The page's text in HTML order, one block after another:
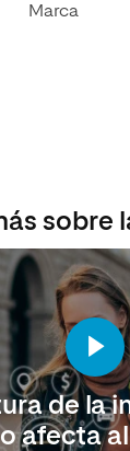
Marca
sobre
de la
afecta